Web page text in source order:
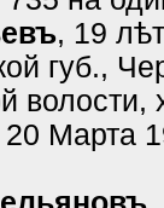
, 19
губ.,
волости,
Марта